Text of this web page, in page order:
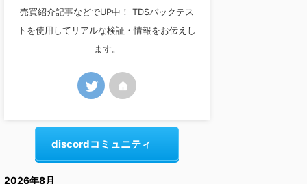
売買紹介記事などでUP中！ TDSバックテス
トを使用してリアルな検証・情報をお伝えし
ます。
discordコミュニティ
2026年8月